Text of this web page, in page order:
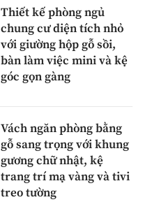
Thiết kế phòng ngủ
chung cư diện tích nhỏ
với giường hộp gỗ sồi,
bàn làm việc mini và kệ
góc gọn gàng
Vách ngăn phòng bằng
gỗ sang trọng với khung
gương chữ nhật, kệ
trang trí mạ vàng và tivi
treo tường